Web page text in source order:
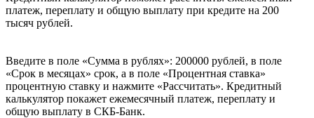
платеж, переплату и общую выплату при кредите на 200
тысяч рублей.
Введите в поле «Сумма в рублях»: 200000 рублей, в поле
«Срок в месяцах» срок, а в поле «Процентная ставка»
процентную ставку и нажмите «Рассчитать». Кредитный
калькулятор покажет ежемесячный платеж, переплату и
общую выплату в СКБ-Банк.